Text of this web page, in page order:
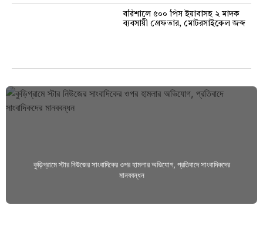
বরিশালে ৫০০ পিস ইয়াবাসহ ২ মাদক
ব্যবসায়ী গ্রেফতার, মোটরসাইকেল জব্দ
কুড়িগ্রামে স্টার নিউজের সাংবাদিকের ওপর হামলার অভিযোগ, প্রতিবাদে সাংবাদিকদের
মানববন্ধন